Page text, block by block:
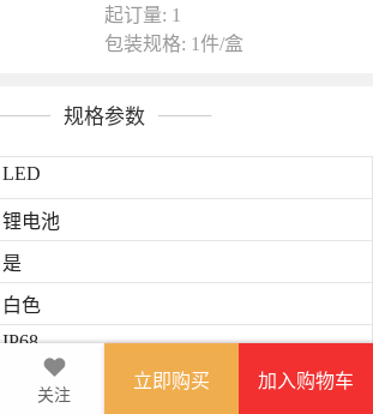
起订量: 1
包装规格: 1件/盒
规格参数
LED
锂电池
是
白色
IP68
图文详情
关注
立即购买 加入购物车